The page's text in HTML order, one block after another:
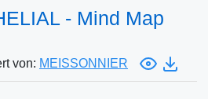
- Mind Map
von: MEISSONNIER